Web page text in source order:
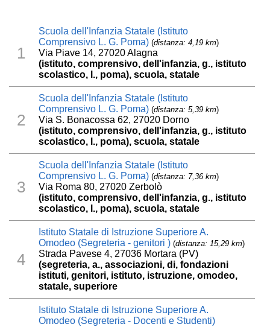
1
Scuola dell'Infanzia Statale (Istituto
Comprensivo L. G. Poma) (distanza: 4,19 km)
Via Piave 14, 27020 Alagna
(istituto, comprensivo, dell'infanzia, g., istituto
scolastico, l., poma), scuola, statale
2
Scuola dell'Infanzia Statale (Istituto
Comprensivo L. G. Poma) (distanza: 5,39 km)
Via S. Bonacossa 62, 27020 Dorno
(istituto, comprensivo, dell'infanzia, g., istituto
scolastico, l., poma), scuola, statale
3
Scuola dell'Infanzia Statale (Istituto
Comprensivo L. G. Poma) (distanza: 7,36 km)
Via Roma 80, 27020 Zerbolò
(istituto, comprensivo, dell'infanzia, g., istituto
scolastico, l., poma), scuola, statale
4
Istituto Statale di Istruzione Superiore A.
Omodeo (Segreteria - genitori ) (distanza: 15,29 km)
Strada Pavese 4, 27036 Mortara (PV)
(segreteria, a., associazioni, di, fondazioni
istituti, genitori, istituto, istruzione, omodeo,
statale, superiore
Istituto Statale di Istruzione Superiore A.
Omodeo (Segreteria - Docenti e Studenti)